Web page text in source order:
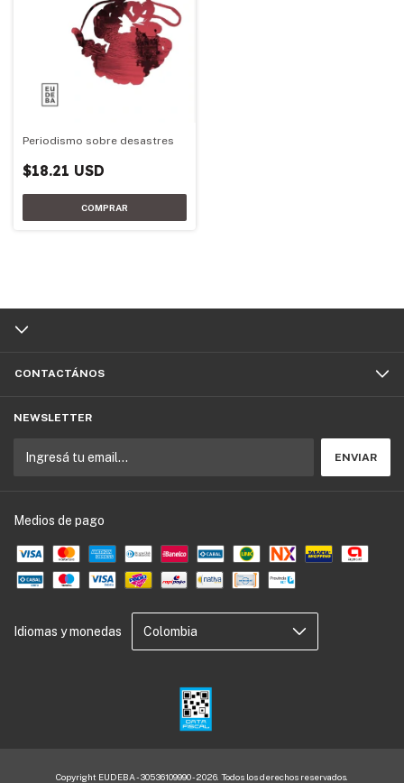
Periodismo sobre desastres
$18.21 USD
CONTACTÁNOS
NEWSLETTER
Medios de pago
Idiomas y monedas
Copyright EUDEBA - 30536109990 - 2026. Todos los derechos reservados.